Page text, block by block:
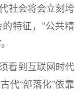
社会将会立刻垮
特征，“公共精
看到互联网时代
代“部落化”依靠